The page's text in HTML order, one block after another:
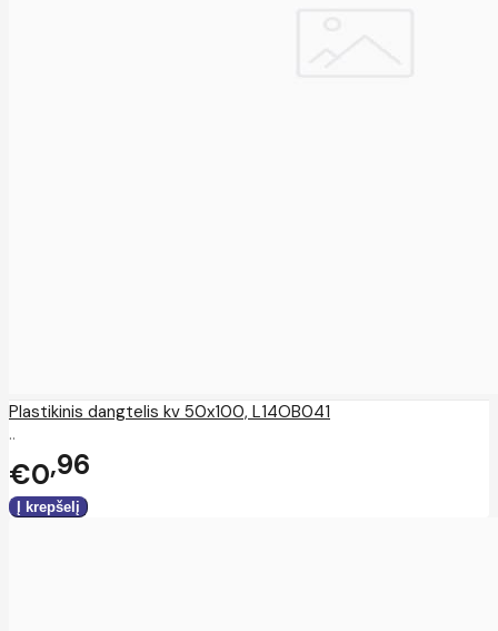
Plastikinis dangtelis kv 50x100, L14OB041
..
€0 96